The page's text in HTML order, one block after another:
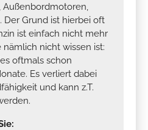
Außenbordmotoren,
Der Grund ist hierbei oft
ist einfach nicht mehr
nämlich nicht wissen ist:
oftmals schon
Es verliert dabei
und kann z.T.